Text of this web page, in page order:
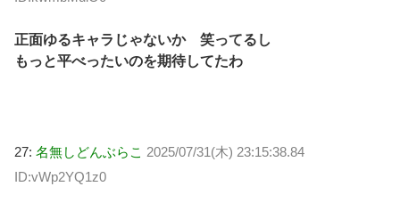
正面ゆるキャラじゃないか 笑ってるし
もっと平べったいのを期待してたわ
27: 名無しどんぶらこ 2025/07/31(木) 23:15:38.84
ID:vWp2YQ1z0